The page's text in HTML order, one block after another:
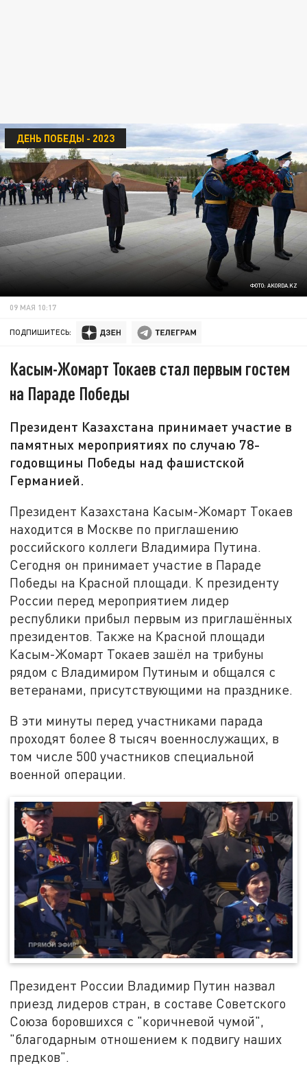
ФОТО: AKORDA.KZ
ДЕНЬ ПОБЕДЫ - 2023
09 МАЯ 10:17
ПОДПИШИТЕСЬ:
Касым-Жомарт Токаев стал первым гостем
на Параде Победы
Президент Казахстана принимает участие в
памятных мероприятиях по случаю 78-
годовщины Победы над фашистской
Германией.
Президент Казахстана Касым-Жомарт Токаев
находится в Москве по приглашению
российского коллеги Владимира Путина.
Сегодня он принимает участие в Параде
Победы на Красной площади. К президенту
России перед мероприятием лидер
республики прибыл первым из приглашённых
президентов. Также на Красной площади
Касым-Жомарт Токаев зашёл на трибуны
рядом с Владимиром Путиным и общался с
ветеранами, присутствующими на празднике.
В эти минуты перед участниками парада
проходят более 8 тысяч военнослужащих, в
том числе 500 участников специальной
военной операции.
Президент России Владимир Путин назвал
приезд лидеров стран, в составе Советского
Союза боровшихся с "коричневой чумой",
"благодарным отношением к подвигу наших
предков".